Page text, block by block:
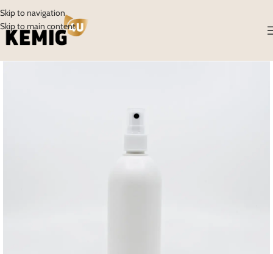
Skip to navigation
Skip to main content